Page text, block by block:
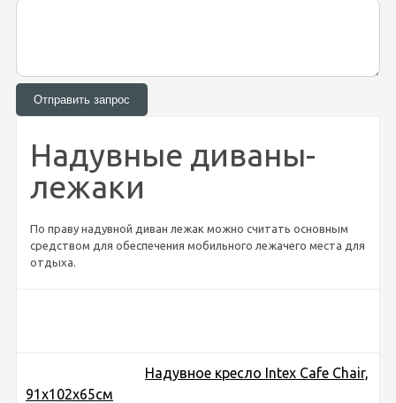
Надувные диваны-
лежаки
По праву надувной диван лежак можно считать основным
средством для обеспечения мобильного лежачего места для
отдыха.
Надувное кресло Intex Cafe Chair,
91х102х65см